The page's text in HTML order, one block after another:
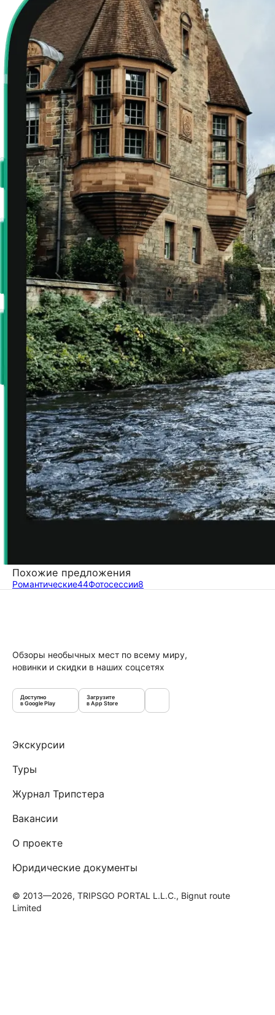
Похожие предложения
Романтические44Фотосессии8
Обзоры необычных мест по всему миру,
новинки и скидки в наших соцсетях
Доступно
в Google Play
Загрузите
в App Store
Экскурсии
Туры
Журнал Трипстера
Вакансии
О проекте
Юридические документы
© 2013—2026, TRIPSGO PORTAL L.L.C., Bignut route
Limited